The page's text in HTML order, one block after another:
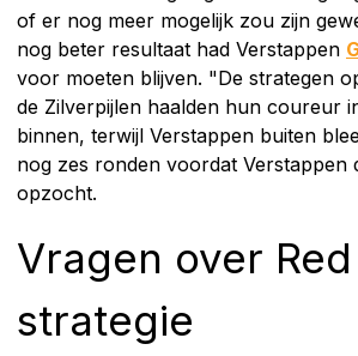
of er nog meer mogelijk zou zijn
nog beter resultaat had Verstappen
voor moeten blijven. "De strategen
de Zilverpijlen haalden hun coureur
binnen, terwijl Verstappen buiten
nog zes ronden voordat Verstappen
opzocht.
Vragen over
strategie